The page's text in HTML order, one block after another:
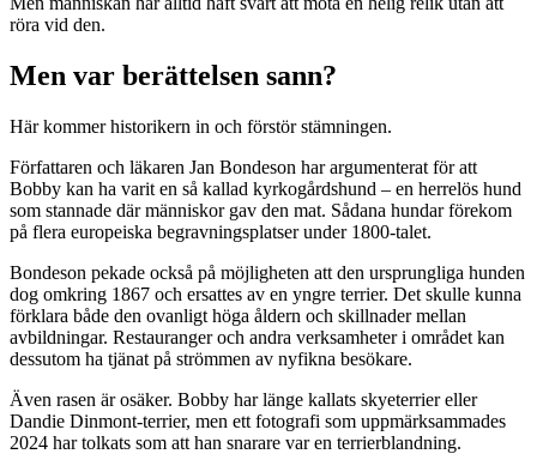
röra vid den.
Men var berättelsen sann?
Här kommer historikern in och förstör stämningen.
Författaren och läkaren Jan Bondeson har argumenterat för att
Bobby kan ha varit en så kallad kyrkogårdshund – en herrelös hund
som stannade där människor gav den mat. Sådana hundar förekom
på flera europeiska begravningsplatser under 1800-talet.
Bondeson pekade också på möjligheten att den ursprungliga hunden
dog omkring 1867 och ersattes av en yngre terrier. Det skulle kunna
förklara både den ovanligt höga åldern och skillnader mellan
avbildningar. Restauranger och andra verksamheter i området kan
dessutom ha tjänat på strömmen av nyfikna besökare.
Även rasen är osäker. Bobby har länge kallats skyeterrier eller
Dandie Dinmont-terrier, men ett fotografi som uppmärksammades
2024 har tolkats som att han snarare var en terrierblandning.